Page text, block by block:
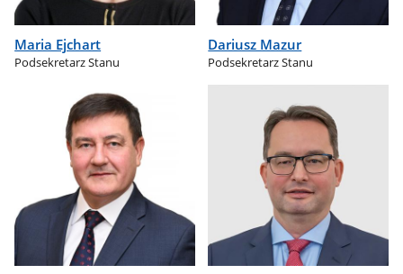
Maria Ejchart
Podsekretarz Stanu
Dariusz Mazur
Podsekretarz Stanu